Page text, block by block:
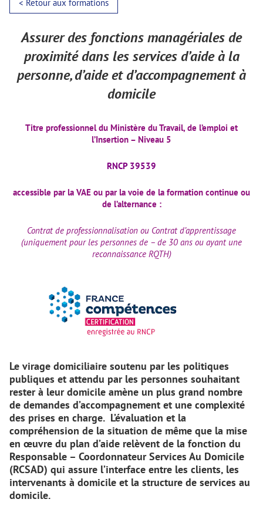
< Retour aux formations
Assurer des fonctions managériales de
proximité dans les services d’aide à la
personne,d’aide et d’accompagnement à
domicile
Titre professionnel du Ministère du Travail, de l’emploi et
l’Insertion – Niveau 5
RNCP 39539
accessible par la VAE ou par la voie de la formation continue ou
de l’alternance :
Contrat de professionnalisation ou Contrat d’apprentissage
(uniquement pour les personnes de – de 30 ans ou ayant une
reconnaissance RQTH)
Le virage domiciliaire soutenu par les politiques
publiques et attendu par les personnes souhaitant
rester à leur domicile amène un plus grand nombre
de demandes d’accompagnement et une complexité
des prises en charge. L’évaluation et la
compréhension de la situation de même que la mise
en œuvre du plan d’aide relèvent de la fonction du
Responsable – Coordonnateur Services Au Domicile
(RCSAD) qui assure l’interface entre les clients, les
intervenants à domicile et la structure de services au
domicile.